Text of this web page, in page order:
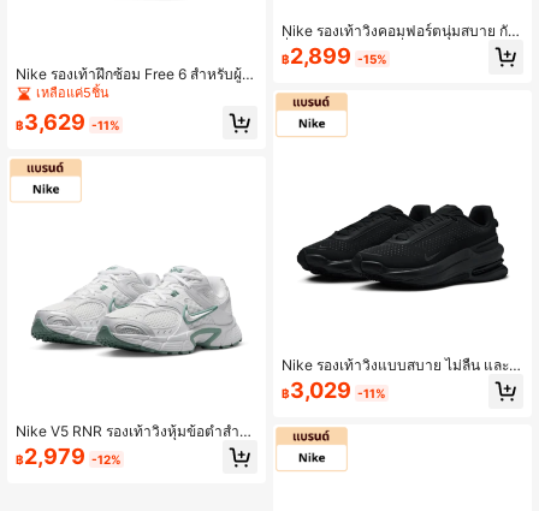
Nike รองเท้าฝึกซ้อม Free 6 สำหรับผู้ห
ญิง สีเบจ FJ7126-011 สวมใส่สบายแล
ะอเนกประสงค์ ทนทานต่อการสึกหรอ
เหลือแค่5ชิ้น
฿3,629 -11%
Nike V5 RNR รองเท้าวิ่งหุ้มข้อต่ำสำหรั
บผู้หญิง ดีไซน์เก๋ สวมใส่สบาย ทนทาน
สีขาว HQ7901-106
฿2,979 -12%
Nike รองเท้าวิ่งคอมฟอร์ตนุ่มสบาย กัน
ลื่น ทนทาน ข้อเท้าต่ำ สีขาวและเงิน V5
RNR รุ่น HJ5228-104 สำหรับผู้ชาย
฿2,899 -15%
Nike รองเท้าวิ่งแบบสบาย ไม่ลื่น และท
นทานสำหรับเดินเล่นในเมือง รุ่น Air Zo
om Upturn แบบข้อเท้าต่ำ ยูนิเซ็กส์ สี
฿3,029 -11%